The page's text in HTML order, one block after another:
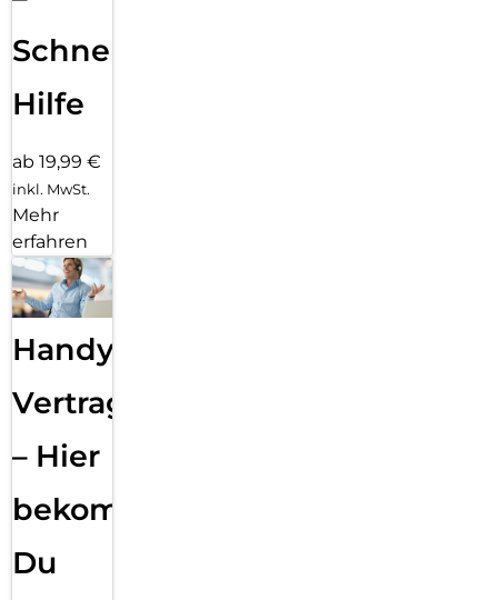
Schnelle
Hilfe
ab 19,99 €
inkl. MwSt.
Mehr
erfahren
Handy
Vertragsabwicklung
– Hier
bekommst
Du